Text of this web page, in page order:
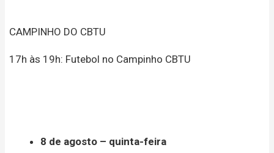
CAMPINHO DO CBTU
17h às 19h: Futebol no Campinho CBTU
8 de agosto – quinta-feira